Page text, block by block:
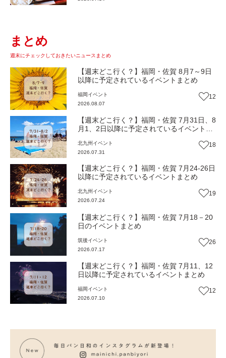
まとめ
週末にチェックしておきたいニュースまとめ
【週末どこ行く？】福岡・佐賀 8月7～9日
以降に予定されているイベントまとめ
福岡 イベント
2026.08.07
12
【週末どこ行く？】福岡・佐賀 7月31日、8
月1、2日以降に予定されているイベントま
北九州 イベント
2026.07.31
18
【週末どこ行く？】福岡・佐賀 7月24-26日
以降に予定されているイベントまとめ
北九州 イベント
2026.07.24
19
【週末どこ行く？】福岡・佐賀 7月18－20
日のイベントまとめ
筑後イベント
2026.07.17
26
【週末どこ行く？】福岡・佐賀 7月11、12
日以降に予定されているイベントまとめ
福岡 イベント
2026.07.10
12